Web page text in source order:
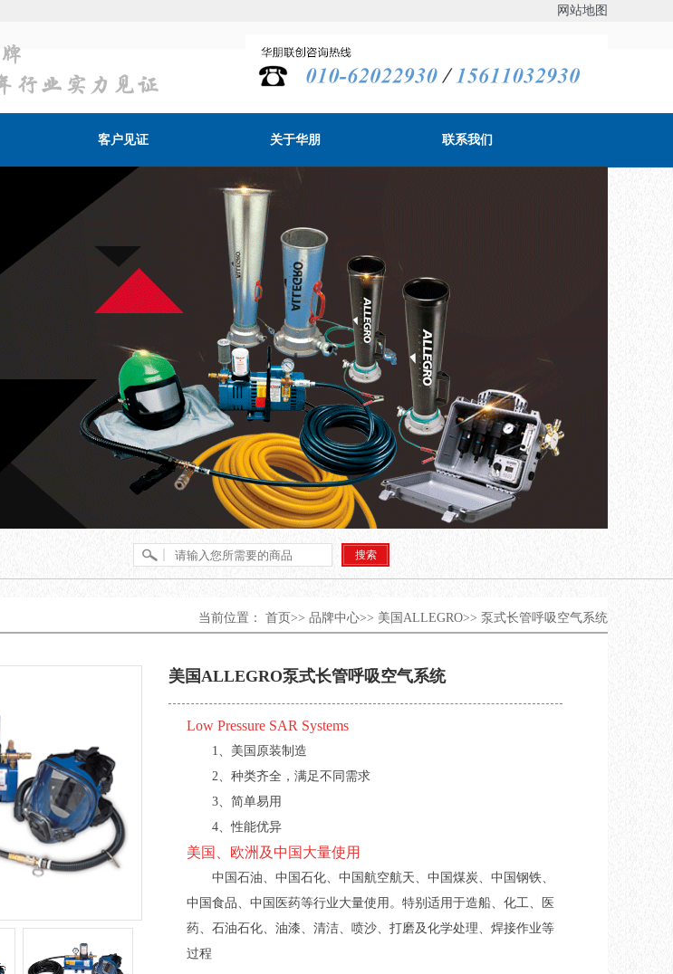
网站地图
客户见证 关于华朋 联系我们
当前位置： 首页>> 品牌中心>> 美国ALLEGRO>> 泵式长管呼吸空气系统
美国ALLEGRO泵式长管呼吸空气系统
Low Pressure SAR Systems
1、美国原装制造
2、种类齐全，满足不同需求
3、简单易用
4、性能优异
美国、欧洲及中国大量使用
中国石油、中国石化、中国航空航天、中国煤炭、中国钢铁、
中国食品、中国医药等行业大量使用。 特别适用于造船、化工、医
药、石油石化、油漆、清洁、喷沙、打磨及化学处理、焊接作业等
过程